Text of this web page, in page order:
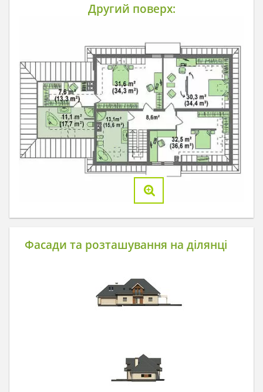
Другий поверх:
Фасади та розташування на ділянці